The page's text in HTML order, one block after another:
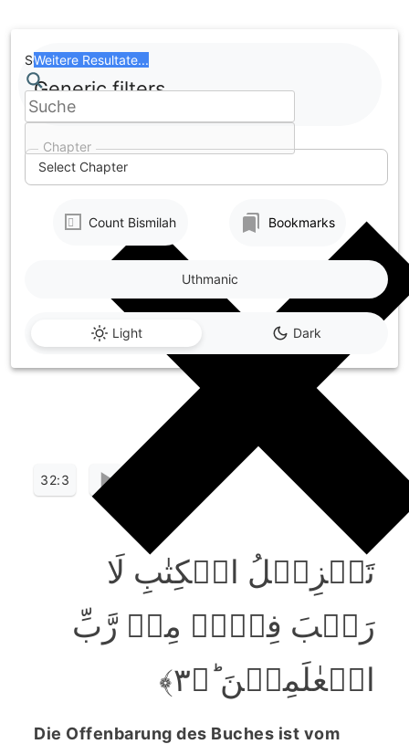
to
content
Chapter
Select Chapter
Search
Weitere Resultate...
Generic filters
Count Bismilah Bookmarks
Light Dark
Uthmanic
32:3
تَنۡزِیۡلُ الۡکِتٰبِ لَا
رَیۡبَ فِیۡہِ مِنۡ رَّبِّ
الۡعٰلَمِیۡنَ ؕ﴿۳﴾
Die Offenbarung des Buches ist vom